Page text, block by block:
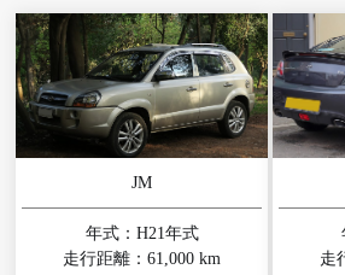
JM
年式：H21年式
走行距離：61,000 km
走